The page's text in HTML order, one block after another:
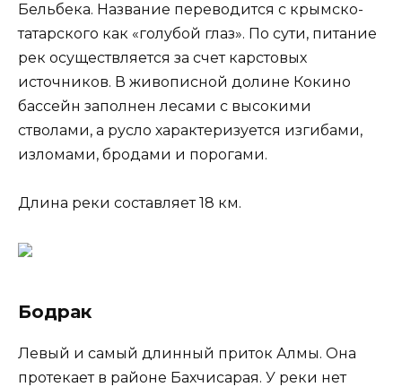
Бельбека. Название переводится с крымско-
татарского как «голубой глаз». По сути, питание
рек осуществляется за счет карстовых
источников. В живописной долине Кокино
бассейн заполнен лесами с высокими
стволами, а русло характеризуется изгибами,
изломами, бродами и порогами.
Длина реки составляет 18 км.
Бодрак
Левый и самый длинный приток Алмы. Она
протекает в районе Бахчисарая. У реки нет